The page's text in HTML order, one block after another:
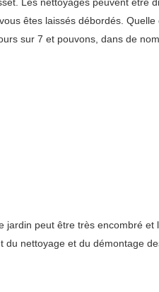
êtes laissés débordés.
sur 7 et pouvons, dans de
peut être très encombré et
du nettoyage et du démontage